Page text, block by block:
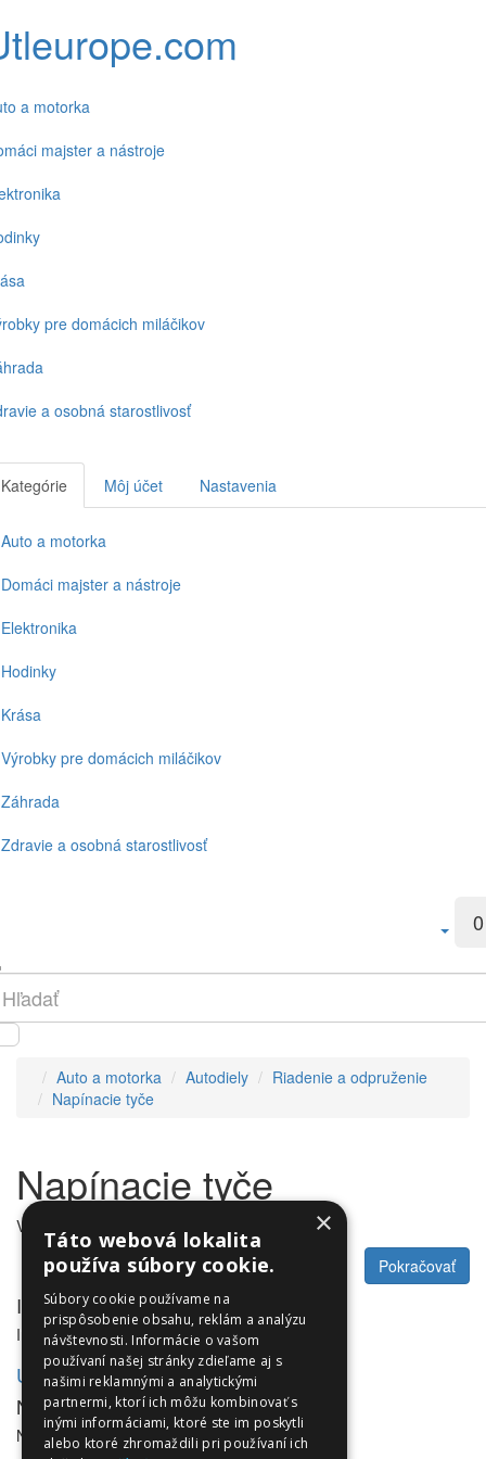
a motorka
majster a nástroje
pre domácich miláčikov
a osobná starostlivosť
Kategórie Môj účet Nastavenia
Auto a motorka
Domáci majster a nástroje
Elektronika
Hodinky
Krása
Výrobky pre domácich miláčikov
Záhrada
Zdravie a osobná starostlivosť
0
Auto a motorka Autodiely
Riadenie a odpruženie
Napínacie tyče
Napínacie tyče
V tejto kategórii nie sú žiadne produkty.
Pokračovať
Informácie
Informácie
Utleurope.com
NewsLetter
NewsLetter
×
Táto webová lokalita
používa súbory cookie.
Súbory cookie používame na
prispôsobenie obsahu, reklám a analýzu
návštevnosti. Informácie o vašom
používaní našej stránky zdieľame aj s
našimi reklamnými a analytickými
partnermi, ktorí ich môžu kombinovať s
inými informáciami, ktoré ste im poskytli
alebo ktoré zhromaždili pri používaní ich